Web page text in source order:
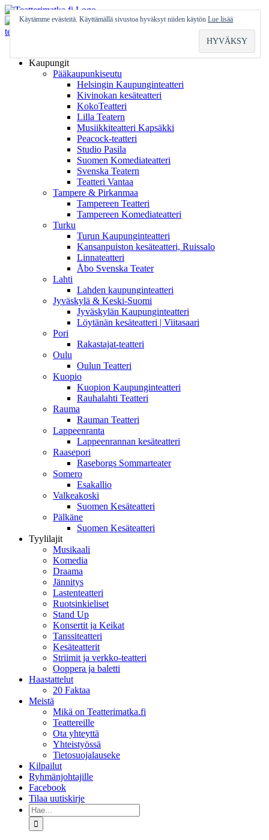
Skip
to
content
Kaupungit
Pääkaupunkiseutu
Helsingin Kaupunginteatteri
Kivinokan kesäteatteri
KokoTeatteri
Lilla Teatern
Musiikkiteatteri Kapsäkki
Peacock-teatteri
Studio Pasila
Suomen Komediateatteri
Svenska Teatern
Teatteri Vantaa
Tampere & Pirkanmaa
Tampereen Teatteri
Tampereen Komediateatteri
Turku
Turun Kaupunginteatteri
Kansanpuiston kesäteatteri, Ruissalo
Linnateatteri
Åbo Svenska Teater
Lahti
Lahden kaupunginteatteri
Jyväskylä & Keski-Suomi
Jyväskylän Kaupunginteatteri
Löytänän kesäteatteri | Viitasaari
Pori
Rakastajat-teatteri
Oulu
Oulun Teatteri
Kuopio
Kuopion Kaupunginteatteri
Rauhalahti Teatteri
Rauma
Rauman Teatteri
Lappeenranta
Lappeenrannan kesäteatteri
Raasepori
Raseborgs Sommarteater
Somero
Esakallio
Valkeakoski
Suomen Kesäteatteri
Pälkäne
Suomen Kesäteatteri
Tyylilajit
Musikaali
Komedia
Draama
Jännitys
Lastenteatteri
Ruotsinkieliset
Stand Up
Konsertit ja Keikat
Tanssiteatteri
Kesäteatterit
Striimit ja verkko-teatteri
Ooppera ja baletti
Haastattelut
20 Faktaa
Meistä
Mikä on Teatterimatka.fi
Teattereille
Ota yhteyttä
Yhteistyössä
Tietosuojalauseke
Kilpailut
Ryhmänjohtajille
Facebook
Tilaa uutiskirje
Etsi
...
Käytämme evästeitä. Käyttämällä sivustoa hyväksyt niiden käytön Lue lisää